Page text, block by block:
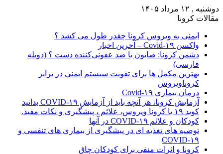
دوشنبه , ۱۲ مرداد ۱۴۰۵
مقالات کرونا
ایمنی به ویروس کرونا چقدر طول می کشد ؟
واکسن Covid-۱۹ – آخرین اخبار
دشمن کرونا: صابون یا ضد عفونی‌کننده دست ؟ (دوبله
فارسی)
بهترین مکمل ها برای تقویت سیستم ایمنی در برابر
کروناویروس
درمان بیماری Covid-۱۹
آزمایش کرونا، هر آنچه باید از آزمایش COVID-۱۹ بدانید
کوید ۱۹ یا کرونا ویروس، علائم ، پیشگیری و نکات مفید.
کودکان و علائم COVID-۱۹ در آنها
توصیه های تغذیه ای در پیشگیری از بیماری های تنفسی و
COVID-۱۹
کرونا و اثرات منفی برای کودکان چاق